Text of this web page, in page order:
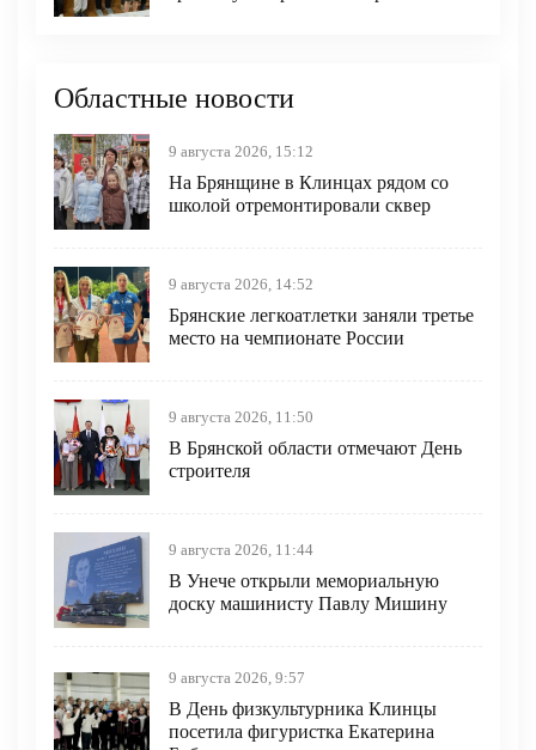
Областные новости
9 августа 2026, 15:12
На Брянщине в Клинцах рядом со
школой отремонтировали сквер
9 августа 2026, 14:52
Брянские легкоатлетки заняли третье
место на чемпионате России
9 августа 2026, 11:50
В Брянской области отмечают День
строителя
9 августа 2026, 11:44
В Унече открыли мемориальную
доску машинисту Павлу Мишину
9 августа 2026, 9:57
В День физкультурника Клинцы
посетила фигуристка Екатерина